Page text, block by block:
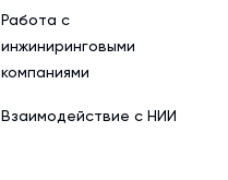
Работа с
инжиниринговыми
компаниями
Взаимодействие с НИИ